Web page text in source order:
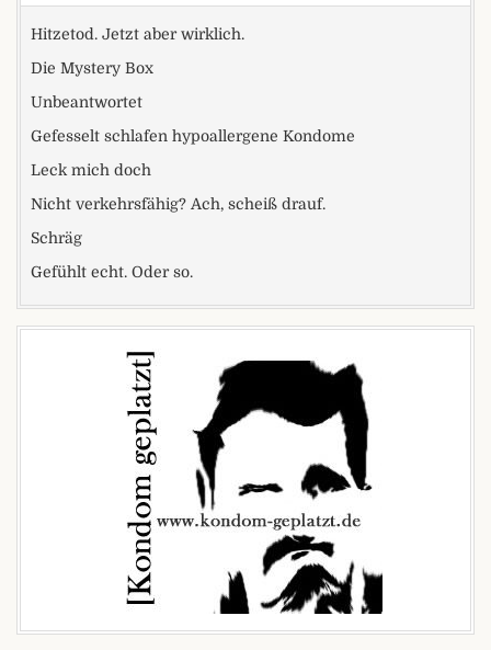
Hitzetod. Jetzt aber wirklich.
Die Mystery Box
Unbeantwortet
Gefesselt schlafen hypoallergene Kondome
Leck mich doch
Nicht verkehrsfähig? Ach, scheiß drauf.
Schräg
Gefühlt echt. Oder so.